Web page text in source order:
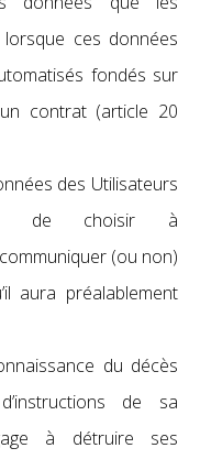
ces données
fondés sur
contrat (article 20
des Utilisateurs
de choisir à
(ou non)
aura préalablement
du décès
de sa
à détruire ses